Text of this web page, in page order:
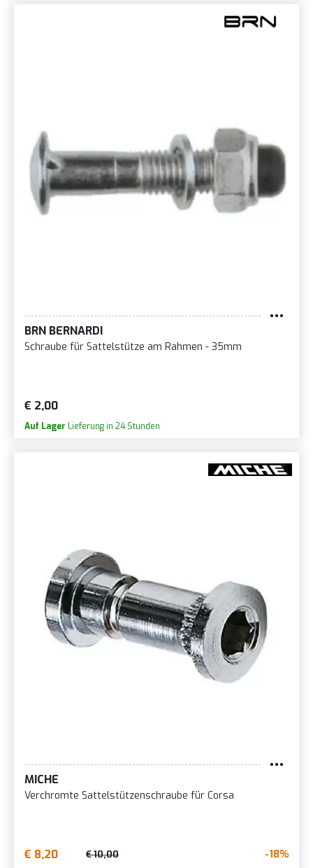
BRN BERNARDI
Schraube für Sattelstütze am Rahmen - 35mm
€ 2,00
Auf Lager Lieferung in 24 Stunden
MICHE
Verchromte Sattelstützenschraube für Corsa
€ 8,20 € 10,00 -18%